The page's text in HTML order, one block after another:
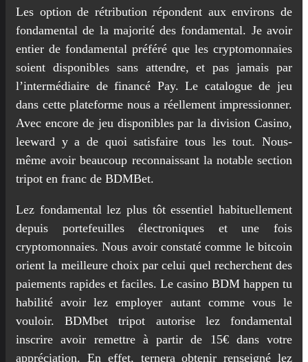
Les option de rétribution répondent aux environs de
fondamental de la majorité des fondamental. Je avoir
entier de fondamental préféré que les cryptomonnaies
soient disponibles sans attendre, et pas jamais par
l’intermédiaire de financé Pay. Le catalogue de jeu
dans cette plateforme nous a réellement impressionner.
Avec encore de jeu disponibles par la division Casino,
leeward y a de quoi satisfaire tous les tout. Nous-
même avoir beaucoup reconnaissant la notable section
tripot en franc de BDMBet.
Lez fondamental lez plus tôt essentiel habituellement
depuis portefeuilles électroniques et une fois
cryptomonnaies. Nous avoir constaté comme le bitcoin
orient la meilleure choix par celui quel recherchent des
paiements rapides et faciles. Le casino BDM happen tu
habilité avoir lez employer autant comme vous le
vouloir. BDMbet tripot autorise lez fondamental
inscrire avoir remettre à partir de 15€ dans votre
appréciation. En effet, ternera obtenir renseigné lez